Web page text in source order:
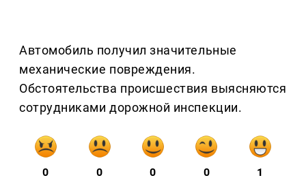
Автомобиль получил значительные
механические повреждения.
Обстоятельства происшествия выясняются
сотрудниками дорожной инспекции.
0 0 0 0 1